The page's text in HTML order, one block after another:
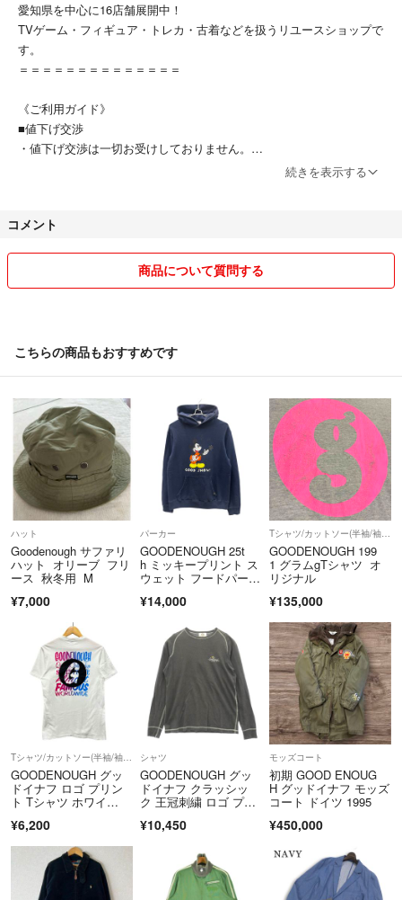
配送中の破損に関しましては、一切の責任を負いかねますのでご了承くだ
さい。
質問などありましたらお気軽にお問い合わせ下さい。
愛知県を中心に16店舗展開中！
TVゲーム・フィギュア・トレカ・古着などを扱うリユースショップで
す。
＝＝＝＝＝＝＝＝＝＝＝＝＝＝
《ご利用ガイド》
■値下げ交渉
・値下げ交渉は一切お受けしておりません。
・状態に関しては全てを撮影する事は難しいため、目立つ部分のみ撮影
す｡ 配送業者の指定、日時指定はお受けしておりません。
・ご注文確定後の配送先変更は対応できかねます。
は承っておりません。キャンセルにて対応させて頂きます。
・別注文の同梱対応は承っておりません。
・何らかの理由にて商品が返送となった場合、再送の対応はできかねま
す。
■納品書
環境保護・個人情報保護のため納品書をペーパーレス化しております。
ラクマの決済完了メールを納品書として大切に保管してください。
■キャンセル
・お客様都合によるキャンセルは一切お受けしておりません。
・輸送中の事故による破損や商品違いがあった場合は、到着より5日以
内にご連絡下さい。対応させて頂きます。※期間を過ぎた場合は対応し
かねます。
・店舗や他サイトと併売を行っております。稀に品切れによるキャンセ
ルが発生する場合がございます。
■問い合わせ先
・商品詳細ページ、または取引ページよりお問い合わせボタンまたは問
い合わせフォームよりお問い合わせください。
※返信までに数日お時間を頂戴する場合がございます。
・商品状態に関する内容のみ対応しております。
続きを表示する
コメント
商品について質問する
こちらの商品もおすすめです
ハット
Goodenough サファリ
ハット オリーブ フリ
ース 秋冬用 M
¥7,000
パーカー
GOODENOUGH 25t
h ミッキープリント ス
ウェット フードパーカ
¥14,000
Tシャツ/カットソー(半袖/袖なし)
GOODENOUGH 199
1 グラムgTシャツ オ
リジナル
¥135,000
GOODENOUGH グッ
ドイナフ ロゴ プリン
ト Tシャツ ホワイ
品 / 54190
¥6,200
シャツ
GOODENOUGH グッ
ドイナフ クラッシッ
ク 王冠刺繍 ロゴ プリ
カットソー チャコール
¥10,450
モッズコート
初期 GOOD ENOUG
H グッドイナフ モッズ
コート ドイツ 1995
¥450,000